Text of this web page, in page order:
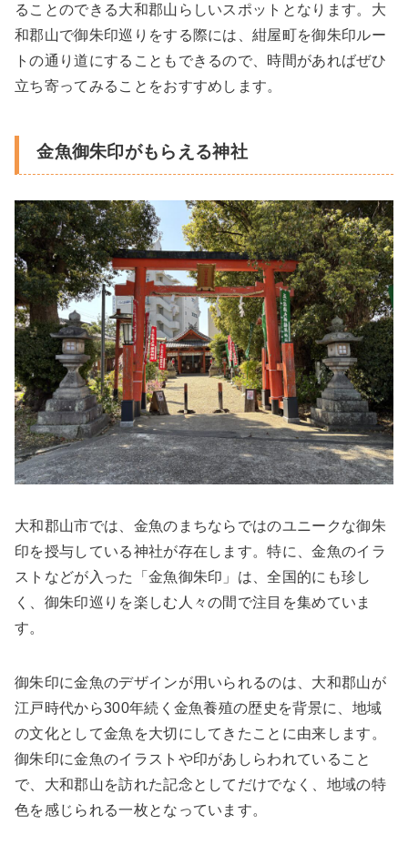
ることのできる大和郡山らしいスポットとなります。大
和郡山で御朱印巡りをする際には、紺屋町を御朱印ルー
トの通り道にすることもできるので、時間があればぜひ
立ち寄ってみることをおすすめします。
金魚御朱印がもらえる神社
大和郡山市では、金魚のまちならではのユニークな御朱
印を授与している神社が存在します。特に、金魚のイラ
ストなどが入った「金魚御朱印」は、全国的にも珍し
く、御朱印巡りを楽しむ人々の間で注目を集めていま
す。
御朱印に金魚のデザインが用いられるのは、大和郡山が
江戸時代から300年続く金魚養殖の歴史を背景に、地域
の文化として金魚を大切にしてきたことに由来します。
御朱印に金魚のイラストや印があしらわれていること
で、大和郡山を訪れた記念としてだけでなく、地域の特
色を感じられる一枚となっています。